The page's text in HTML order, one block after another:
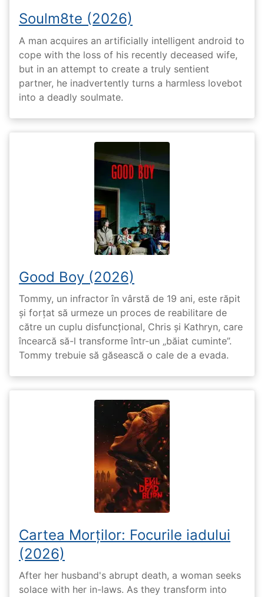
Soulm8te (2026)
A man acquires an artificially intelligent android to
cope with the loss of his recently deceased wife,
but in an attempt to create a truly sentient
partner, he inadvertently turns a harmless lovebot
into a deadly soulmate.
Good Boy (2026)
Tommy, un infractor în vârstă de 19 ani, este răpit
și forțat să urmeze un proces de reabilitare de
către un cuplu disfuncțional, Chris și Kathryn, care
încearcă să-l transforme într-un „băiat cuminte”.
Tommy trebuie să găsească o cale de a evada.
Cartea Morților: Focurile iadului
(2026)
After her husband's abrupt death, a woman seeks
solace with her in-laws. As they transform into